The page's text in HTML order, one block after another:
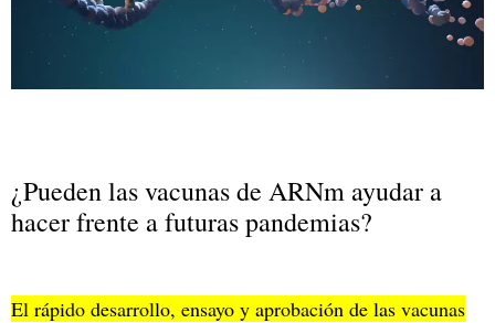
¿Pueden las vacunas de ARNm ayudar a
hacer frente a futuras pandemias?
El rápido desarrollo, ensayo y aprobación de las vacunas